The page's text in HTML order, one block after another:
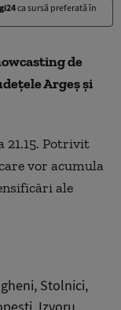
ca sursă preferată în
de
Argeș și
21.15. Potrivit
vor acumula
ale
Stolnici,